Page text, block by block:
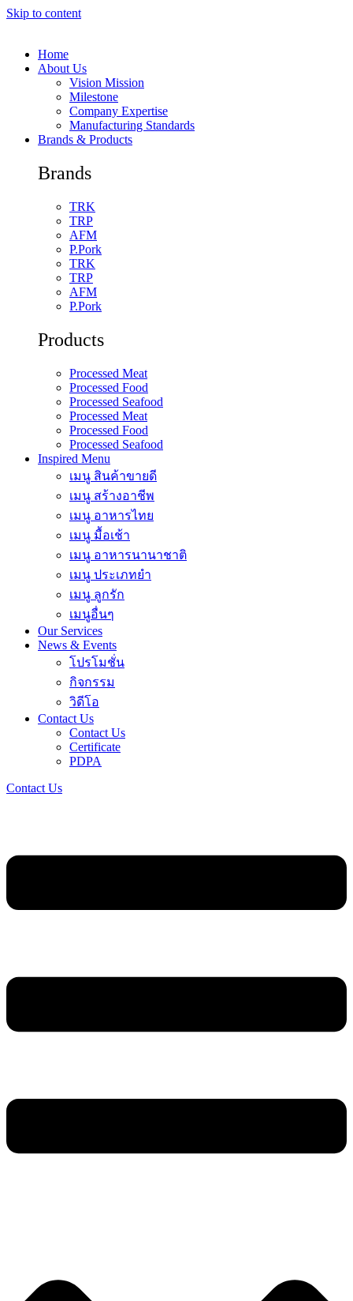
Skip to content
Home
About Us
Vision Mission
Milestone
Company Expertise
Manufacturing Standards
Brands & Products
Brands
TRK
TRP
AFM
P.Pork
TRK
TRP
AFM
P.Pork
Products
Processed Meat
Processed Food
Processed Seafood
Processed Meat
Processed Food
Processed Seafood
Inspired Menu
เมนู สินค้าขายดี
เมนู สร้างอาชีพ
เมนู อาหารไทย
เมนู มื้อเช้า
เมนู อาหารนานาชาติ
เมนู ประเภทยำ
เมนู ลูกรัก
เมนูอื่นๆ
Our Services
News & Events
โปรโมชั่น
กิจกรรม
วิดีโอ
Contact Us
Contact Us
Certificate
PDPA
Contact Us